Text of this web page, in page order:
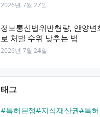
2026년 7월 27일
정보통신법위반형량, 안양변
로 처벌 수위 낮추는 법
2026년 7월 24일
태그
#특허분쟁#지식재산권#특